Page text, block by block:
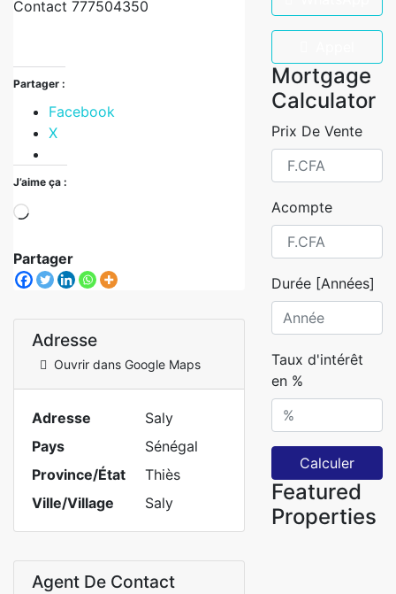
Contact 777504350
Partager :
Facebook
X
J’aime ça :
Partager
Adresse
Ouvrir dans Google Maps
Adresse
Saly
Pays
Sénégal
Province/État
Thiès
Ville/Village
Saly
Agent De Contact
Mortgage
Calculator
Prix De Vente
Acompte
Durée [Années]
Taux d'intérêt
en %
Calculer
Featured
Properties